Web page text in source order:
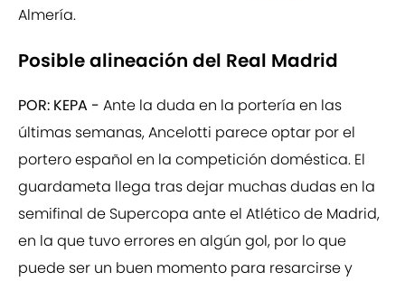
Almería.
Posible alineación del Real Madrid
POR: KEPA - Ante la duda en la portería en las
últimas semanas, Ancelotti parece optar por el
portero español en la competición doméstica. El
guardameta llega tras dejar muchas dudas en la
semifinal de Supercopa ante el Atlético de Madrid,
en la que tuvo errores en algún gol, por lo que
puede ser un buen momento para resarcirse y